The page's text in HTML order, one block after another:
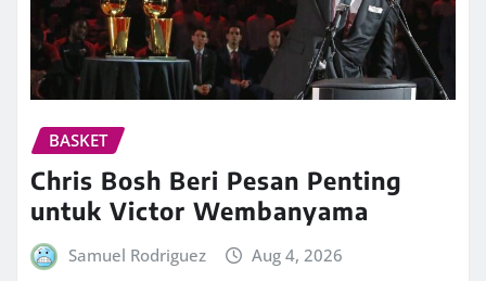
BASKET
Chris Bosh Beri Pesan Penting
untuk Victor Wembanyama
Samuel Rodriguez Aug 4, 2026